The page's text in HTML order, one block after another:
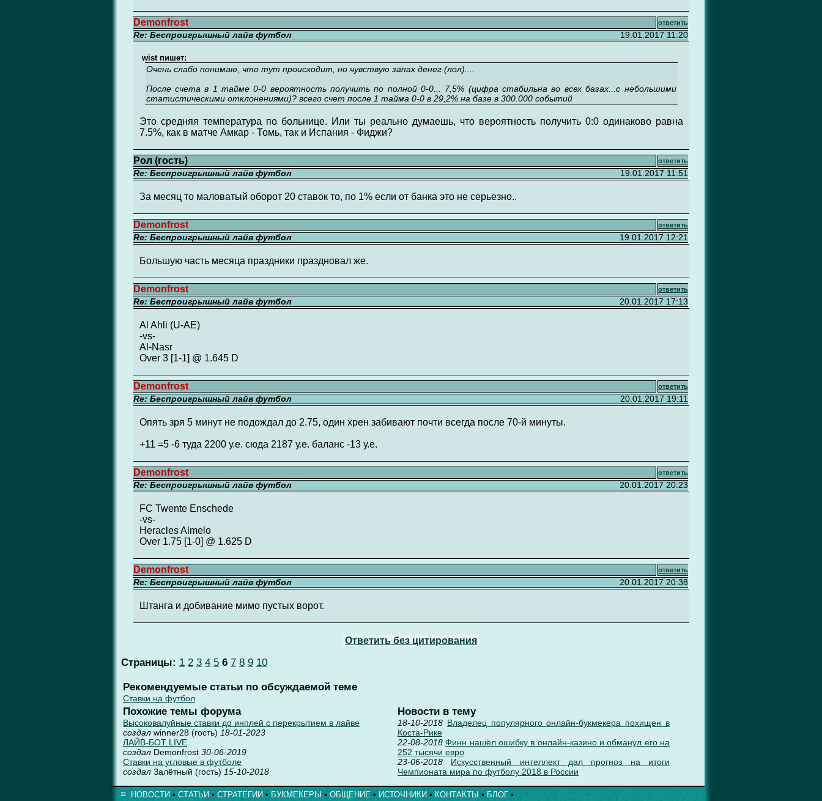
Demonfrost ответить
Re: Беспроигрышный лайв футбол 19.01.2017 11:20
wist пишет:
Очень слабо понимаю, что тут происходит, но чувствую запах денег (лол)....
После счета в 1 тайме 0-0 вероятность получить по полной 0-0... 7,5% (цифра стабильна во всех базах...с небольшими
статистическими отклонениями)? всего счет после 1 тайма 0-0 в 29,2% на базе в 300.000 событий
Это средняя температура по больнице. Или ты реально думаешь, что вероятность получить 0:0 одинаково равна
7.5%, как в матче Амкар - Томь, так и Испания - Фиджи?
Рол (гость) ответить
Re: Беспроигрышный лайв футбол 19.01.2017 11:51
За месяц то маловатый оборот 20 ставок то, по 1% если от банка это не серьезно..
Demonfrost ответить
Re: Беспроигрышный лайв футбол 19.01.2017 12:21
Большую часть месяца праздники праздновал же.
Demonfrost ответить
Re: Беспроигрышный лайв футбол 20.01.2017 17:13
Al Ahli (U-AE)
-vs-
Al-Nasr
Over 3 [1-1] @ 1.645 D
Demonfrost ответить
Re: Беспроигрышный лайв футбол 20.01.2017 19:11
Опять зря 5 минут не подождал до 2.75, один хрен забивают почти всегда после 70-й минуты.
+11 =5 -6 туда 2200 у.е. сюда 2187 у.е. баланс -13 у.е.
Demonfrost ответить
Re: Беспроигрышный лайв футбол 20.01.2017 20:23
FC Twente Enschede
-vs-
Heracles Almelo
Over 1.75 [1-0] @ 1.625 D
Demonfrost ответить
Re: Беспроигрышный лайв футбол 20.01.2017 20:38
Штанга и добивание мимо пустых ворот.
Ответить без цитирования
Страницы: 1 2 3 4 5 6 7 8 9 10
Рекомендуемые статьи по обсуждаемой теме
Ставки на футбол
Похожие темы форума
Высоковалуйные ставки до инплей с перекрытием в лайве
создал winner28 (гость) 18-01-2023
ЛАЙВ-БОТ LIVE
создал Demonfrost 30-06-2019
Ставки на угловые в футболе
создал Залётный (гость) 15-10-2018
Новости в тему
18-10-2018 Владелец популярного онлайн-букмекера похищен в
Коста-Рике
22-08-2018 Финн нашёл ошибку в онлайн-казино и обманул его на
252 тысячи евро
23-06-2018
Искусственный интеллект дал прогноз на итоги
Чемпионата мира по футболу 2018 в России
≡ НОВОСТИ ▪ СТАТЬИ ▪ СТРАТЕГИИ ▪ БУКМЕКЕРЫ ▪ ОБЩЕНИЕ ▪ ИСТОЧНИКИ ▪ КОНТАКТЫ ▪ БЛОГ ▪